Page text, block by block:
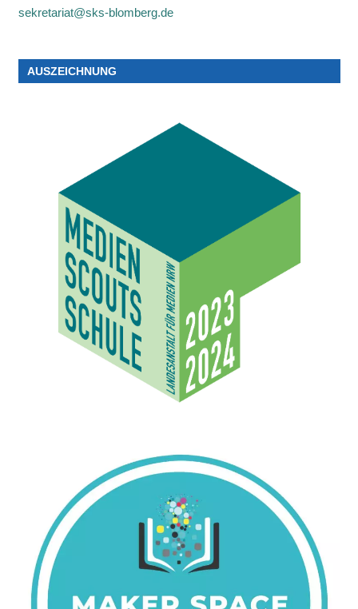
sekretariat@sks-blomberg.de
AUSZEICHNUNG